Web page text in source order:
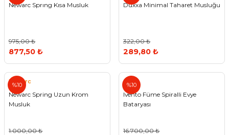
Newarc Sprıng Kısa Musluk
975,00 ₺
877,50 ₺
Duxxa Minimal Taharet Musluğu
322,00 ₺
289,80 ₺
%10
Newarc
Newarc Spring Uzun Krom
Musluk
1.000,00 ₺
%10
Ivento Füme Spiralli Evye
Bataryası
16.700,00 ₺